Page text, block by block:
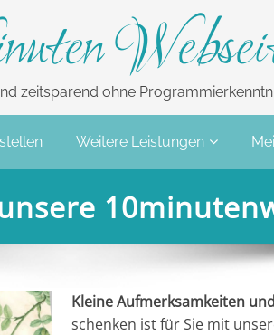
zeitsparend ohne
Weitere Leistungen
Kleine Aufmerksamkeiten
schenken ist für Sie mit